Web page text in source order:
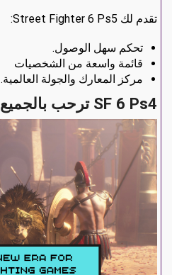
تقدم لك Street Fighter 6 Ps5:
تحكم سهل الوصول.
قائمة واسعة من الشخصيات
مركز المعارك والجولة العالمية.
SF 6 Ps4 ترحب بالجميع